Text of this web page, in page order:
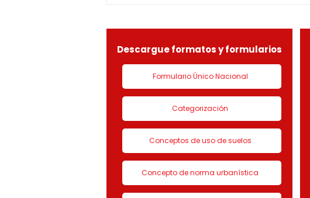
LICENCIA DE CON
Descargue formatos y formularios
Formulario Único Nacional
Categorización
Conceptos de uso de suelos
Concepto de norma urbanística